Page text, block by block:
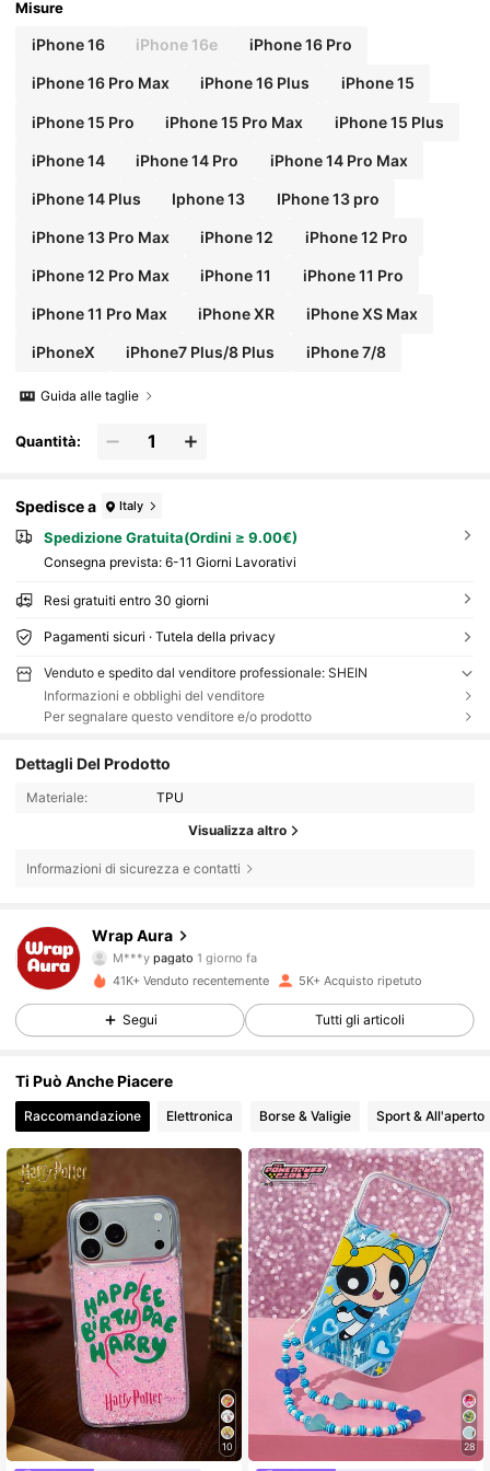
Misure
iPhone 16 iPhone 16e iPhone 16 Pro
iPhone 16 Pro Max iPhone 16 Plus iPhone 15
iPhone 15 Pro iPhone 15 Pro Max iPhone 15 Plus
iPhone 14 iPhone 14 Pro iPhone 14 Pro Max
iPhone 14 Plus Iphone 13 IPhone 13 pro
iPhone 13 Pro Max iPhone 12 iPhone 12 Pro
iPhone 12 Pro Max iPhone 11 iPhone 11 Pro
iPhone 11 Pro Max iPhone XR iPhone XS Max
iPhoneX iPhone7 Plus/8 Plus iPhone 7/8
Guida alle taglie
Quantità:
Spedisce a Italy
Spedizione Gratuita(Ordini ≥ 9.00€)
Consegna prevista: 6-11 Giorni Lavorativi
Resi gratuiti entro 30 giorni
Pagamenti sicuri · Tutela della privacy
Venduto e spedito dal venditore professionale: SHEIN
Informazioni e obblighi del venditore
Per segnalare questo venditore e/o prodotto
Dettagli Del Prodotto
Materiale: TPU
Visualizza altro
Informazioni di sicurezza e contatti
Wrap Aura
M***ypagato
a***2segue1 giorno fa
9.6K Follower
4.83 9.6K Follower
4.83 9.6K Follower
4.83 9.6K Follower
41K+ Venduto recentemente 5K+ Acquisto ripetuto
Segui Tutti gli articoli
Ti Può Anche Piacere
Raccomandazione Elettronica Borse & Valigie Sport & All'aperto
10 28